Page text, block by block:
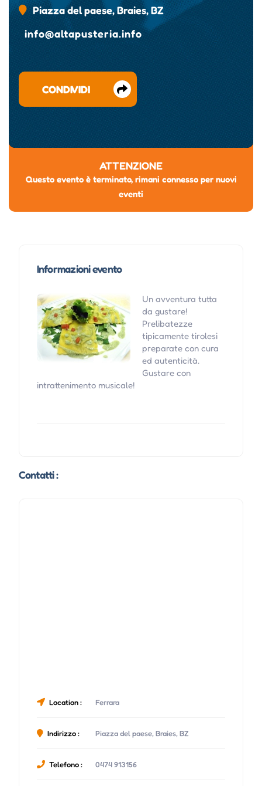
Piazza del paese, Braies, BZ
info@altapusteria.info
CONDIVIDI
ATTENZIONE
Questo evento è terminato, rimani connesso per nuovi
eventi
Informazioni evento
Un avventura tutta
da gustare!
Prelibatezze
tipicamente tirolesi
preparate con cura
ed autenticità.
Gustare con
intrattenimento musicale!
Contatti :
Location : Ferrara
Indirizzo : Piazza del paese, Braies, BZ
Telefono : 0474 913156